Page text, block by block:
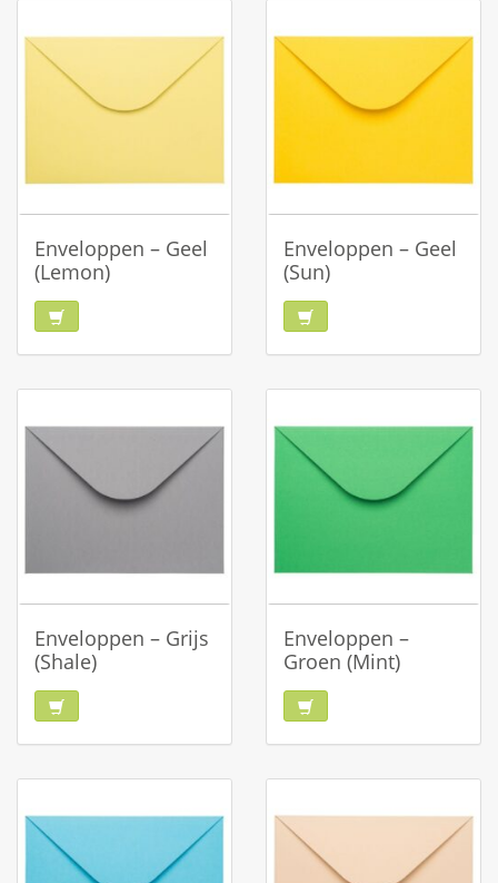
Enveloppen – Geel
(Lemon)
Enveloppen – Geel
(Sun)
Enveloppen – Grijs
(Shale)
Enveloppen –
Groen (Mint)